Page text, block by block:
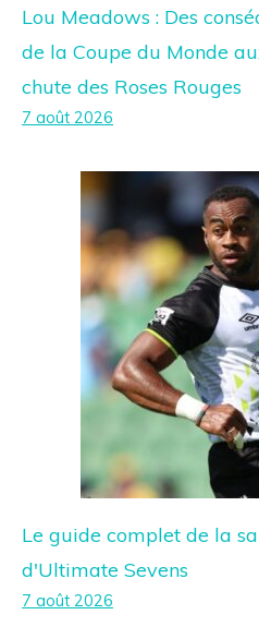
Lou Meadows : Des
de la Coupe du Monde
chute des Roses Rouges
7 août 2026
Le guide complet de la
d'Ultimate Sevens
7 août 2026